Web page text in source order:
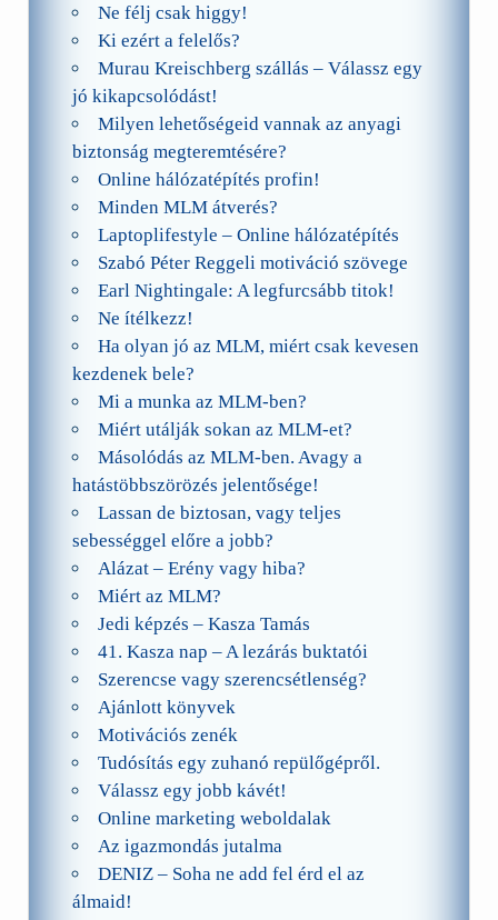
Ne félj csak higgy!
Ki ezért a felelős?
Murau Kreischberg szállás – Válassz egy
jó kikapcsolódást!
Milyen lehetőségeid vannak az anyagi
biztonság megteremtésére?
Online hálózatépítés profin!
Minden MLM átverés?
Laptoplifestyle – Online hálózatépítés
Szabó Péter Reggeli motiváció szövege
Earl Nightingale: A legfurcsább titok!
Ne ítélkezz!
Ha olyan jó az MLM, miért csak kevesen
kezdenek bele?
Mi a munka az MLM-ben?
Miért utálják sokan az MLM-et?
Másolódás az MLM-ben. Avagy a
hatástöbbszörözés jelentősége!
Lassan de biztosan, vagy teljes
sebességgel előre a jobb?
Alázat – Erény vagy hiba?
Miért az MLM?
Jedi képzés – Kasza Tamás
41. Kasza nap – A lezárás buktatói
Szerencse vagy szerencsétlenség?
Ajánlott könyvek
Motivációs zenék
Tudósítás egy zuhanó repülőgépről.
Válassz egy jobb kávét!
Online marketing weboldalak
Az igazmondás jutalma
DENIZ – Soha ne add fel érd el az
álmaid!